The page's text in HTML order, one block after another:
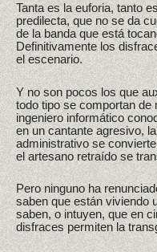
Tanta es la euforia, tanto
predilecta, que no se da
de la banda que está
Definitivamente los
el escenario.
Y no son pocos los que
todo tipo se comportan de
ingeniero informático
en un cantante agresivo,
administrativo se
el artesano retraído se
Pero ninguno ha
saben que están viviendo
saben, o intuyen, que en
disfraces permiten la